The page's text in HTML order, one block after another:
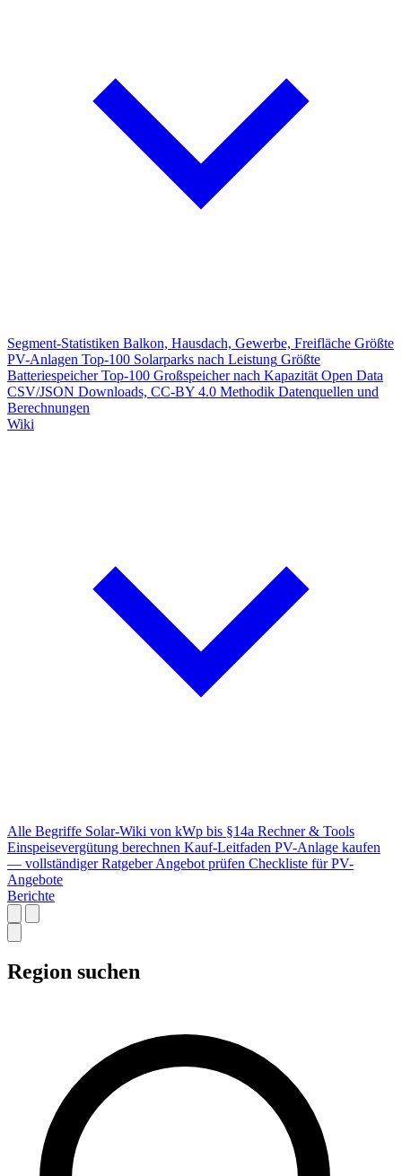
Segment-Statistiken Balkon, Hausdach, Gewerbe, Freifläche Größte
PV-Anlagen Top-100 Solarparks nach Leistung Größte
Batteriespeicher Top-100 Großspeicher nach Kapazität Open Data
CSV/JSON Downloads, CC-BY 4.0 Methodik Datenquellen und
Berechnungen
Wiki
Alle Begriffe Solar-Wiki von kWp bis §14a Rechner & Tools
Einspeisevergütung berechnen Kauf-Leitfaden PV-Anlage kaufen
— vollständiger Ratgeber Angebot prüfen Checkliste für PV-
Angebote
Berichte
Region suchen